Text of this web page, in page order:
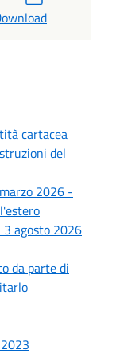
cartacea
del
2026 -
agosto 2026
da parte di